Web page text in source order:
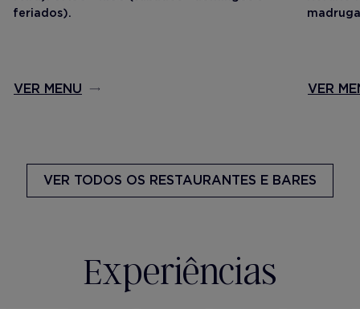
feriados).
VER MENU VER
VER TODOS OS RESTAURANTES E BARES
Experiências